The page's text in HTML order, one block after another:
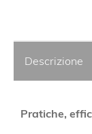
Descrizione
Pratiche,